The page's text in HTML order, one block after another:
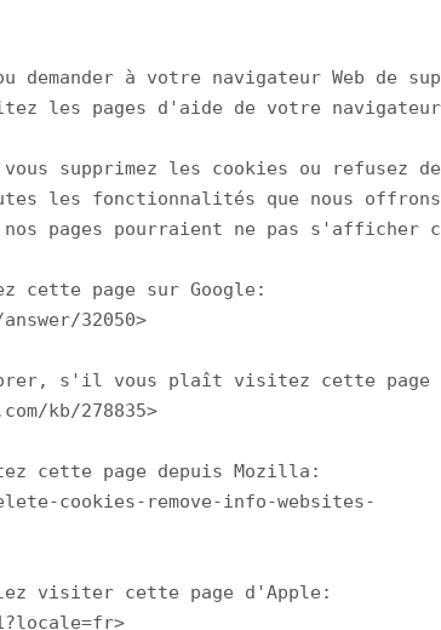
à votre navigateur Web de
les pages d'aide de votre navigateur
supprimez les cookies ou refusez
les fonctionnalités que nous
pages pourraient ne pas s'afficher
cette page sur Google:
32050>
s'il vous plaît visitez cette page
kb/278835>
cette page depuis Mozilla:
cookies-remove-info-websites-
visiter cette page d'Apple: